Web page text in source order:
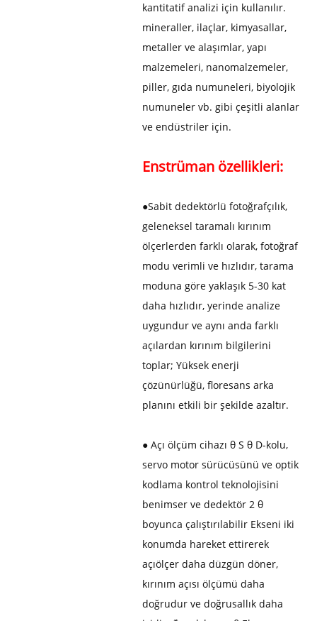
kantitatif analizi için kullanılır.
mineraller, ilaçlar, kimyasallar,
metaller ve alaşımlar, yapı
malzemeleri, nanomalzemeler,
piller, gıda numuneleri, biyolojik
numuneler vb. gibi çeşitli alanlar
ve endüstriler için.
Enstrüman özellikleri:
●Sabit dedektörlü fotoğrafçılık,
geleneksel taramalı kırınım
ölçerlerden farklı olarak, fotoğraf
modu verimli ve hızlıdır, tarama
moduna göre yaklaşık 5-30 kat
daha hızlıdır, yerinde analize
uygundur ve aynı anda farklı
açılardan kırınım bilgilerini
toplar; Yüksek enerji
çözünürlüğü, floresans arka
planını etkili bir şekilde azaltır.
● Açı ölçüm cihazı θ S θ D-kolu,
servo motor sürücüsünü ve optik
kodlama kontrol teknolojisini
benimser ve dedektör 2 θ
boyunca çalıştırılabilir Ekseni iki
konumda hareket ettirerek
açıölçer daha düzgün döner,
kırınım açısı ölçümü daha
doğrudur ve doğrusallık daha